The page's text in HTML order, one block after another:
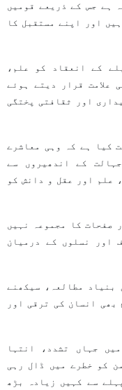
ہے جس کے ذریعے قومیں
اور اپنے مستقبل کا
کے انعقاد کو علم،
علامت قرار دیتے ہوئے
اور ثقافتی پختگی
کیا ہے کہ وہی معاشرے
کے اندھیروں سے
علم اور عقل و دانش کو
صفحات کا مجموعہ نہیں
اور نسلوں کے درمیان
بنیاد مطالعہ، سیکھنے
انسان کی ترقی اور
جہاں تشدد، انتہا
کو خطرے میں ڈال رہی
سے کہیں زیادہ بڑھ